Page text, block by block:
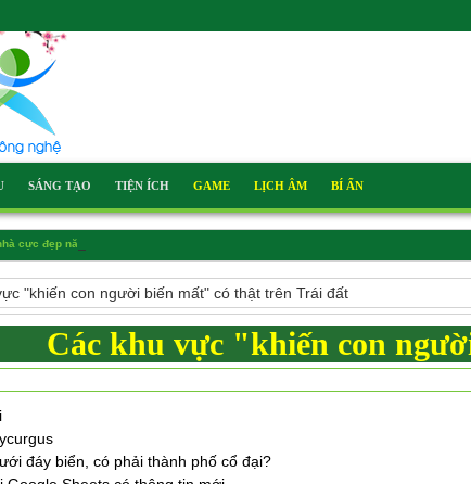
SÁNG TẠO TIỆN ÍCH GAME LỊCH ÂM BÍ ẨN
cực đẹp năm Bính Ngọ 2026
"khiến con người biến mất" có thật trên Trái đất
Các khu vực "khiến con
đáy biển, có phải thành phố cổ đại?